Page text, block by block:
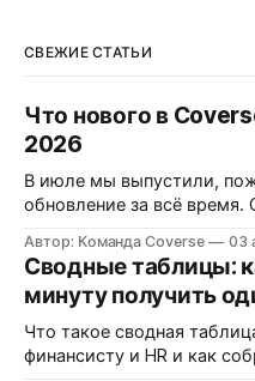
СВЕЖИЕ СТАТЬИ
Что нового в
2026
В июле мы выпустили,
обновление за всё время.
появились сводные
интеграциями и большое
графиках и документах.
Автор: Команда Coverse 03
Сводные таблицы:
минуту получить
Что такое сводная
финансисту и HR и как